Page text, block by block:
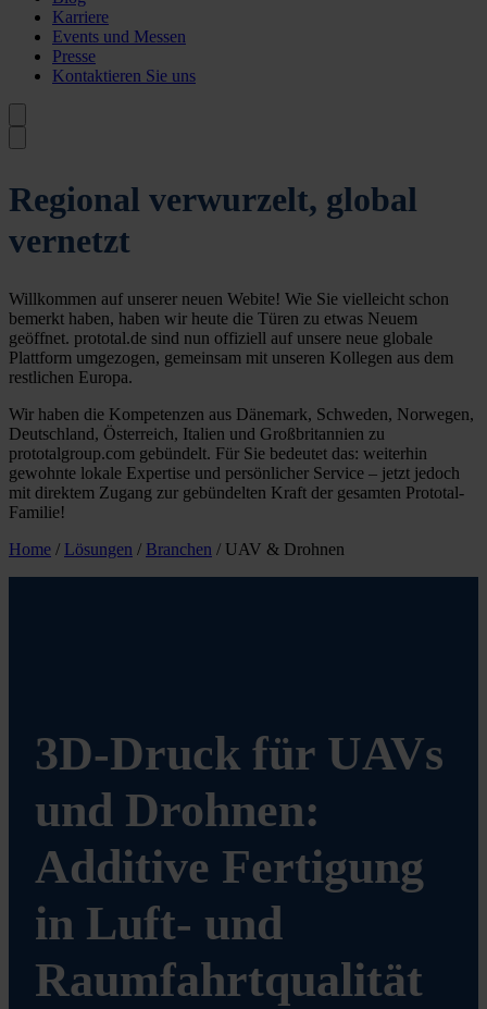
Karriere
Events und Messen
Presse
Kontaktieren Sie uns
Regional verwurzelt, global
vernetzt
Willkommen auf unserer neuen Webite! Wie Sie vielleicht schon
bemerkt haben, haben wir heute die Türen zu etwas Neuem
geöffnet. prototal.de sind nun offiziell auf unsere neue globale
Plattform umgezogen, gemeinsam mit unseren Kollegen aus dem
restlichen Europa.
Wir haben die Kompetenzen aus Dänemark, Schweden, Norwegen,
Deutschland, Österreich, Italien und Großbritannien zu
prototalgroup.com gebündelt. Für Sie bedeutet das: weiterhin
gewohnte lokale Expertise und persönlicher Service – jetzt jedoch
mit direktem Zugang zur gebündelten Kraft der gesamten Prototal-
Familie!
Home / Lösungen / Branchen / UAV & Drohnen
3D-Druck für UAVs
und Drohnen:
Additive Fertigung
in Luft- und
Raumfahrtqualität